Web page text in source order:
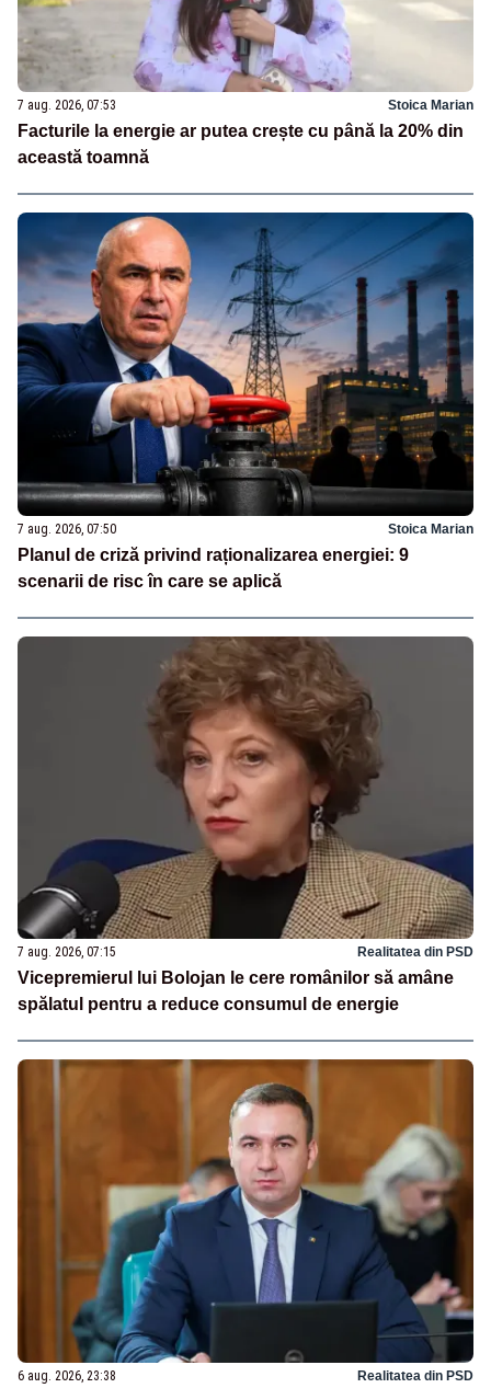
7 aug. 2026, 07:53 Stoica Marian
Facturile la energie ar putea crește cu până la 20% din
această toamnă
7 aug. 2026, 07:50 Stoica Marian
Planul de criză privind raționalizarea energiei: 9
scenarii de risc în care se aplică
7 aug. 2026, 07:15 Realitatea din PSD
Vicepremierul lui Bolojan le cere românilor să amâne
spălatul pentru a reduce consumul de energie
6 aug. 2026, 23:38 Realitatea din PSD